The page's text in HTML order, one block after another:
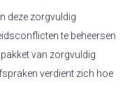
deze zorgvuldig
te beheersen
van zorgvuldig
verdient zich hoe